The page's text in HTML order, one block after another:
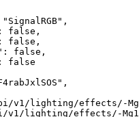
" SignalRGB" ,
: false ,
: false ,
: false ,
: false
" ,
v1/lighting/effects/-
v1/lighting/effects/-